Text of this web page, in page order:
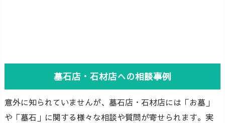
墓石店・石材店への相談事例
意外に知られていませんが、墓石店・石材店には「お墓」
や「墓石」に関する様々な相談や質問が寄せられます。実